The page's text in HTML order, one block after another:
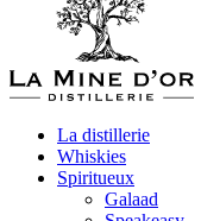
La distillerie
Whiskies
Spiritueux
Galaad